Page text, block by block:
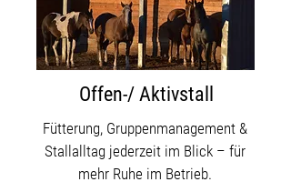
Offen-/ Aktivstall
Fütterung, Gruppenmanagement &
Stallalltag jederzeit im Blick – für
mehr Ruhe im Betrieb.